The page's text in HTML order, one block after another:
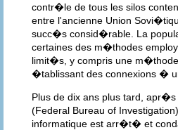
contr�le de tous les silos
entre l'ancienne Union
succ�s consid�rable. La
certaines des m�thodes
limit�s, y compris une
�tablissant des connexions �
Plus de dix ans plus tard,
(Federal Bureau of
informatique est arr�t� et